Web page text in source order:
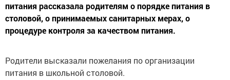
питания рассказала родителям о порядке питания в
столовой, о принимаемых санитарных мерах, о
процедуре контроля за качеством питания.
Родители высказали пожелания по организации
питания в школьной столовой.